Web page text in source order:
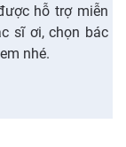
hỗ trợ miễn
sĩ ơi, chọn bác
nhé.